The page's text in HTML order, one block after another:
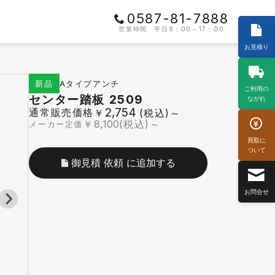
0587-81-7888
営業時間 平日9：00～17：00
お見積り
ご利用の
ながれ
買取に
ついて
お問合せ
新品 Aタイプアンチ
センター踏板 2509
通常販売価格 ￥ 2,754 (税込)～
メーカー定価 ￥ 8,100(税込)～
御見積 依頼 に追加する